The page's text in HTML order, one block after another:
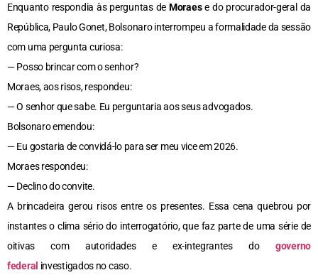
Enquanto respondia às perguntas deMoraese do procurador-geral da
República, Paulo Gonet, Bolsonaro interrompeu a formalidade da sessão
com uma pergunta curiosa:
— Posso brincar com o senhor?
Moraes, aos risos, respondeu:
— O senhor que sabe. Eu perguntaria aos seus advogados.
Bolsonaro emendou:
— Eu gostaria de convidá-lo para ser meu vice em 2026.
Moraes respondeu:
— Declino do convite.
A brincadeira gerou risos entre os presentes. Essa cena quebrou por
instantes o clima sério do interrogatório, que faz parte de uma série de
oitivas com autoridades e ex-integrantes dogoverno
federal investigados no caso.